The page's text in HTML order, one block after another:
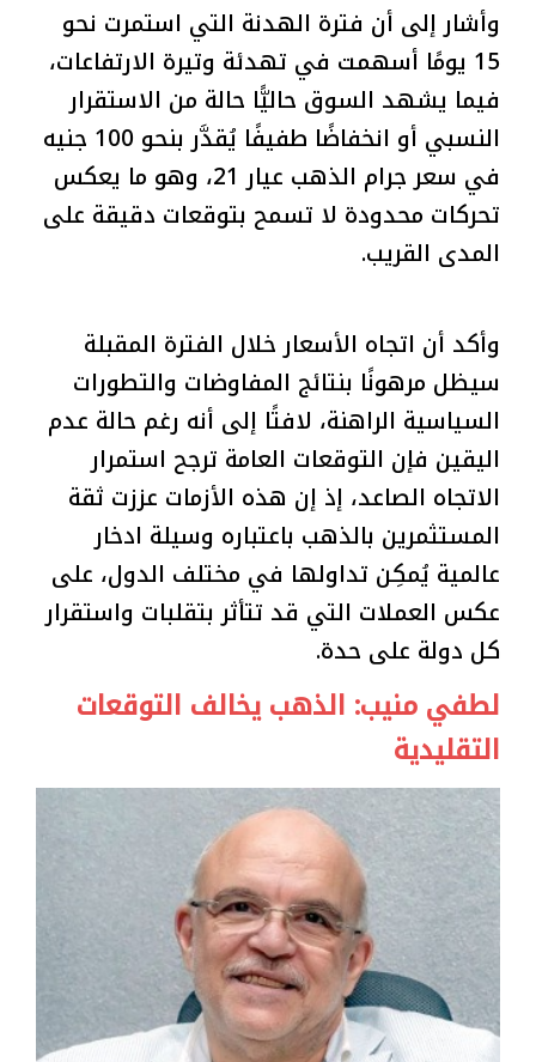
وأشار إلى أن فترة الهدنة التي استمرت نحو
15 يومًا أسهمت في تهدئة وتيرة الارتفاعات،
فيما يشهد السوق حاليًّا حالة من الاستقرار
النسبي أو انخفاضًا طفيفًا يُقدَّر بنحو 100 جنيه
في سعر جرام الذهب عيار 21، وهو ما يعكس
تحركات محدودة لا تسمح بتوقعات دقيقة على
المدى القريب.
وأكد أن اتجاه الأسعار خلال الفترة المقبلة
سيظل مرهونًا بنتائج المفاوضات والتطورات
السياسية الراهنة، لافتًا إلى أنه رغم حالة عدم
اليقين فإن التوقعات العامة ترجح استمرار
الاتجاه الصاعد، إذ إن هذه الأزمات عززت ثقة
المستثمرين بالذهب باعتباره وسيلة ادخار
عالمية يُمكِن تداولها في مختلف الدول، على
عكس العملات التي قد تتأثر بتقلبات واستقرار
كل دولة على حدة.
لطفي منيب: الذهب يخالف التوقعات
التقليدية